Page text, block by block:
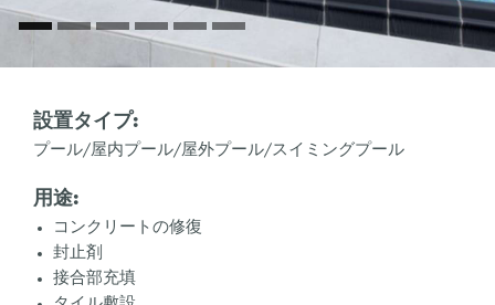
設置タイプ:
プール/屋内プール/屋外プール/スイミングプール
用途:
コンクリートの修復
封止剤
接合部充填